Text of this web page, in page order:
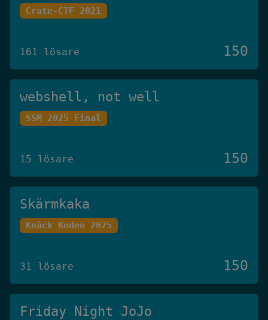
Crate-CTF 2021
161 lösare 150
webshell, not well
SSM 2025 Final
15 lösare 150
Skärmkaka
Knäck Koden 2025
31 lösare 150
Friday Night JoJo